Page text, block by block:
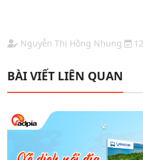
Nguyễn Thị Hồng Nhung
BÀI VIẾT LIÊN QUAN